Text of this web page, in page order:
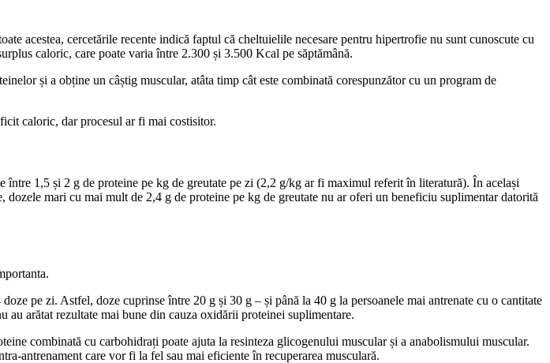
acestea, cercetările recente indică faptul că cheltuielile necesare pentru hipertrofie nu sunt cunoscute cu
caloric, care poate varia între 2.300 și 3.500 Kcal pe săptămână.
și a obține un câștig muscular, atâta timp cât este combinată corespunzător cu un program de
caloric, dar procesul ar fi mai costisitor.
1,5 și 2 g de proteine ​​pe kg de greutate pe zi (2,2 g/kg ar fi maximul referit în literatură). În același
mari cu mai mult de 2,4 g de proteine ​​pe kg de greutate nu ar oferi un beneficiu suplimentar datorită
pe zi. Astfel, doze cuprinse între 20 g și 30 g – și până la 40 g la persoanele mai antrenate cu o cantitate
arătat rezultate mai bune din cauza oxidării proteinei suplimentare.
​​combinată cu carbohidrați poate ajuta la resinteza glicogenului muscular și a anabolismului muscular.
antrenament care vor fi la fel sau mai eficiente în recuperarea musculară.